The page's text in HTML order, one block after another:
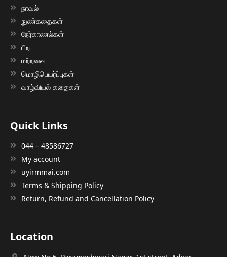
நாவல்
நுண்கதைகள்
நேர்காணல்கள்
பிற
மற்றவை
மொழிபெயர்ப்புகள்
வாழ்வியல் கதைகள்
Quick Links
044 – 48586727
My account
uyirmmai.com
Terms & Shipping Policy
Return, Refund and Cancellation Policy
Location